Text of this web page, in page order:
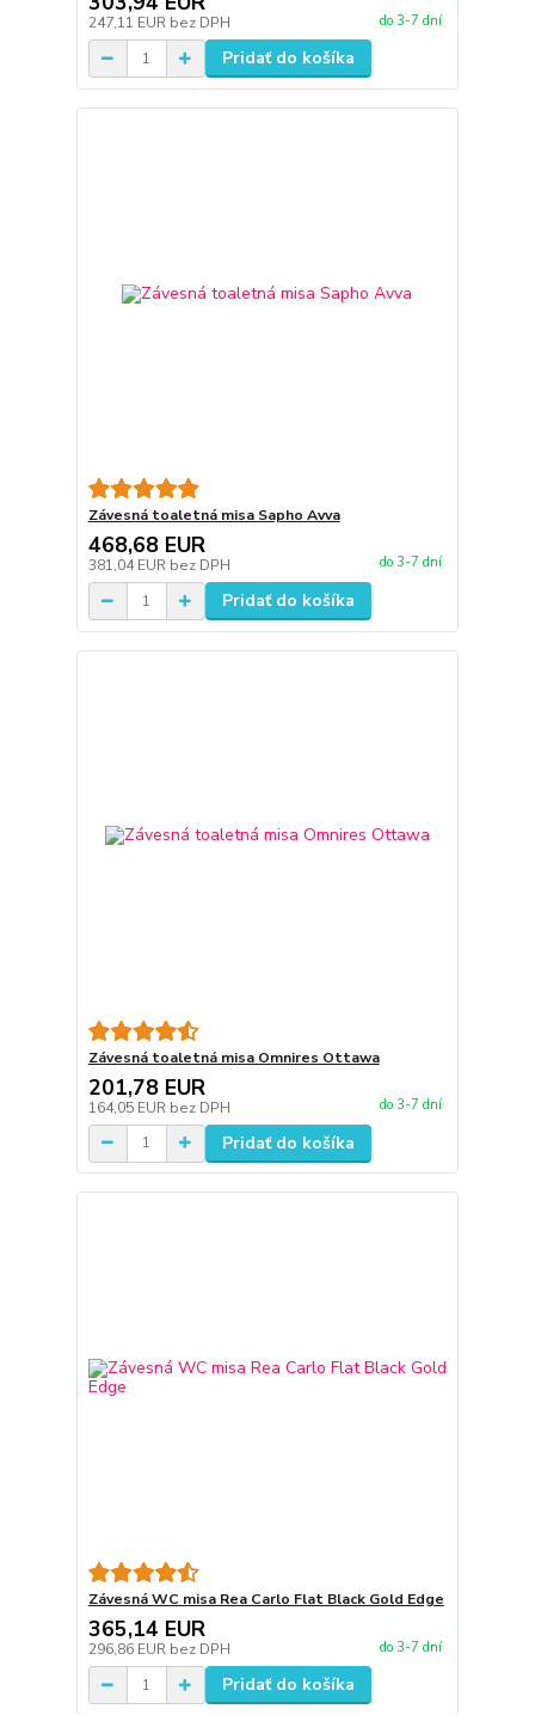
247,11 EUR bez DPH do 3-7 dní
Pridať do košíka
Závesná toaletná misa Sapho Avva
468,68 EUR
381,04 EUR bez DPH do 3-7 dní
Pridať do košíka
Závesná toaletná misa Omnires Ottawa
201,78 EUR
164,05 EUR bez DPH do 3-7 dní
Pridať do košíka
Závesná WC misa Rea Carlo Flat Black Gold Edge
365,14 EUR
296,86 EUR bez DPH do 3-7 dní
Pridať do košíka